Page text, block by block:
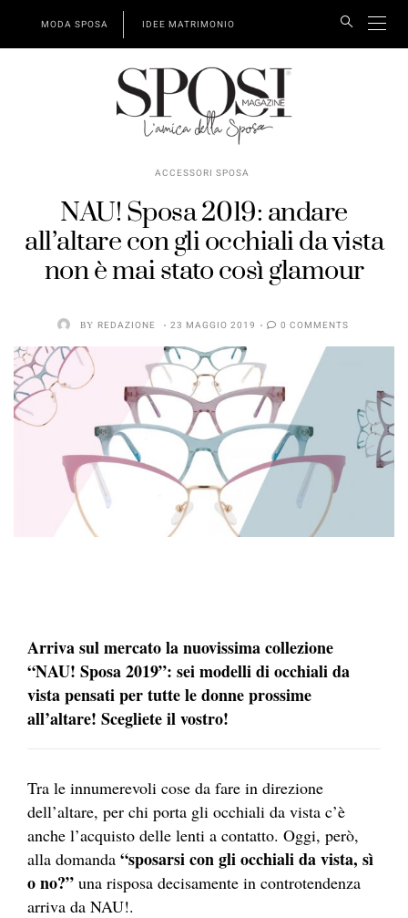
MODA SPOSA IDEE MATRIMONIO
ACCESSORI SPOSA
NAU! Sposa 2019: andare
all’altare con gli occhiali da vista
non è mai stato così glamour
BY REDAZIONE 23 MAGGIO 2019 0 COMMENTS
Arriva sul mercato la nuovissima collezione
“NAU! Sposa 2019”: sei modelli di occhiali da
vista pensati per tutte le donne prossime
all’altare! Scegliete il vostro!
Tra le innumerevoli cose da fare in direzione
dell’altare, per chi porta gli occhiali da vista c’è
anche l’acquisto delle lenti a contatto. Oggi, però,
alla domanda “sposarsi con gli occhiali da vista, sì
o no?” una risposa decisamente in controtendenza
arriva da NAU!.